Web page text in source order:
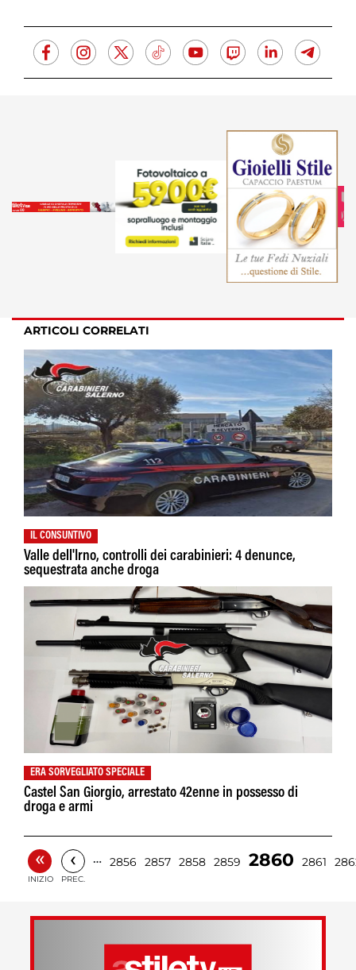
ARTICOLI CORRELATI
IL CONSUNTIVO
Valle dell'Irno, controlli dei carabinieri: 4 denunce,
sequestrata anche droga
ERA SORVEGLIATO SPECIALE
Castel San Giorgio, arrestato 42enne in possesso di
droga e armi
«
INIZIO
‹
PREC.
… 2856 2857 2858 2859 2860 2861